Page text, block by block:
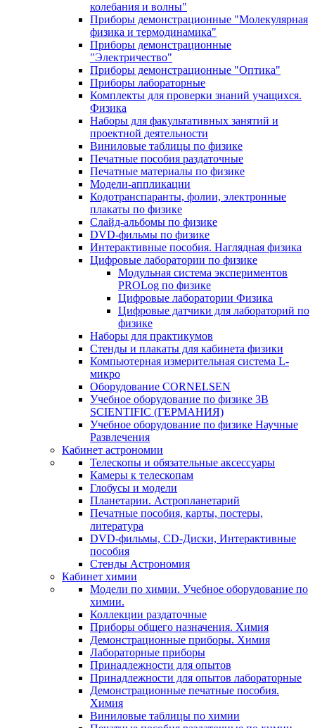
колебания и волны"
Приборы демонстрационные "Молекулярная
физика и термодинамика"
Приборы демонстрационные
"Электричество"
Приборы демонстрационные "Оптика"
Приборы лабораторные
Комплекты для проверки знаний учащихся.
Физика
Наборы для факультативных занятий и
проектной деятельности
Виниловые таблицы по физике
Печатные пособия раздаточные
Печатные материалы по физике
Модели-аппликации
Кодотранспаранты, фолии, электронные
плакаты по физике
Слайд-альбомы по физике
DVD-фильмы по физике
Интерактивные пособия. Наглядная физика
Цифровые лаборатории по физике
Модульная система экспериментов
PROLog по физике
Цифровые лаборатории Физика
Цифровые датчики для лабораторий по
физике
Наборы для практикумов
Стенды и плакаты для кабинета физики
Компьютерная измерительная система L-
микро
Оборудование CORNELSEN
Учебное оборудование по физике 3B
SCIENTIFIC (ГЕРМАНИЯ)
Учебное оборудование по физике Научные
Развлечения
Кабинет астрономии
Телескопы и обязательные аксессуары
Камеры к телескопам
Глобусы и модели
Планетарии. Астропланетарий
Печатные пособия, карты, постеры,
литература
DVD-фильмы, CD-Диски, Интерактивные
пособия
Стенды Астрономия
Кабинет химии
Модели по химии. Учебное оборудование по
химии.
Коллекции раздаточные
Приборы общего назначения. Химия
Демонстрационные приборы. Химия
Лабораторные приборы
Принадлежности для опытов
Принадлежности для опытов лабораторные
Демонстрационные печатные пособия.
Химия
Виниловые таблицы по химии